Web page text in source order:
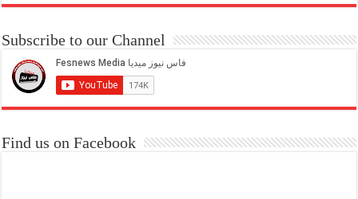
Subscribe to our Channel
Find us on Facebook